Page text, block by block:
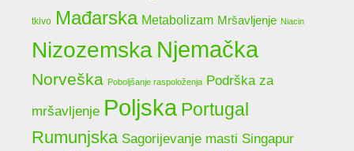
tkivo Mađarska Metabolizam Mršavljenje Niacin
Nizozemska Njemačka
Norveška Poboljšanje raspoloženja Podrška za
mršavljenje Poljska Portugal
Rumunjska Sagorijevanje masti Singapur